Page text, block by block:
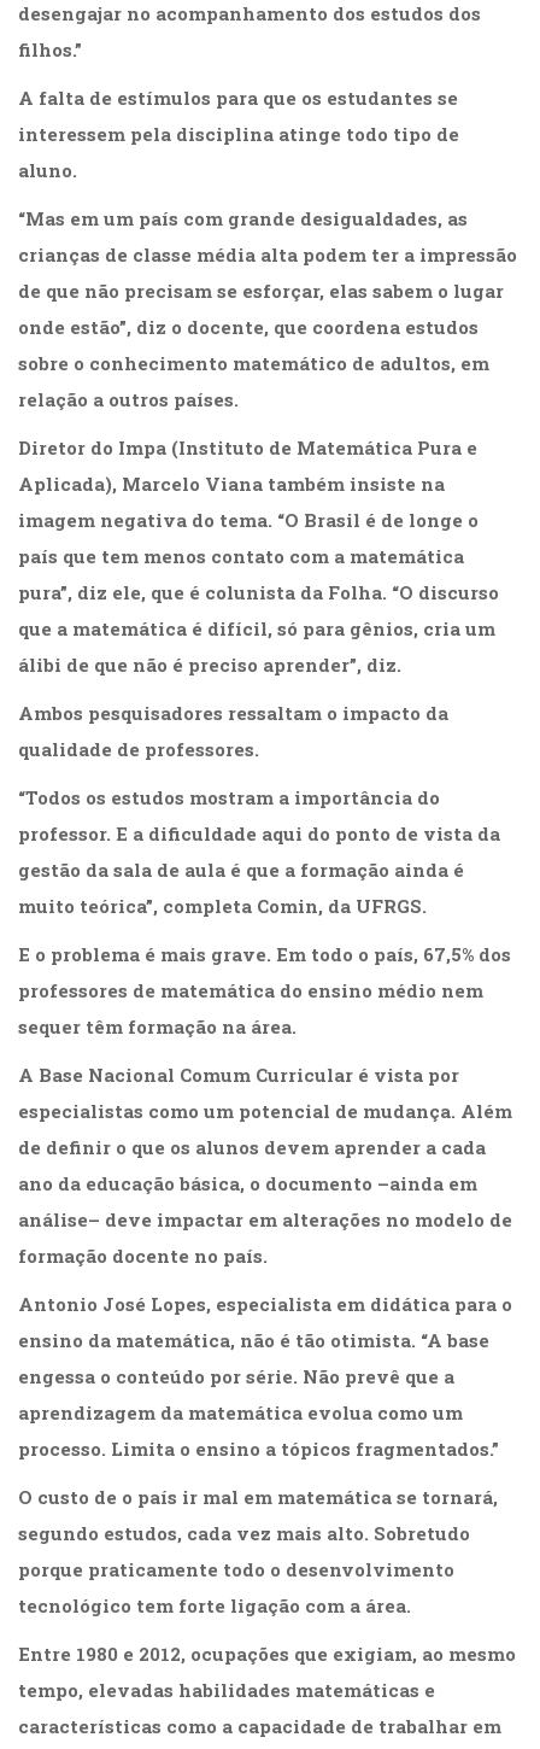
desengajar no acompanhamento dos estudos dos
filhos.”
A falta de estímulos para que os estudantes se
interessem pela disciplina atinge todo tipo de
aluno.
“Mas em um país com grande desigualdades, as
crianças de classe média alta podem ter a impressão
de que não precisam se esforçar, elas sabem o lugar
onde estão”, diz o docente, que coordena estudos
sobre o conhecimento matemático de adultos, em
relação a outros países.
Diretor do Impa (Instituto de Matemática Pura e
Aplicada), Marcelo Viana também insiste na
imagem negativa do tema. “O Brasil é de longe o
país que tem menos contato com a matemática
pura”, diz ele, que é colunista da Folha. “O discurso
que a matemática é difícil, só para gênios, cria um
álibi de que não é preciso aprender”, diz.
Ambos pesquisadores ressaltam o impacto da
qualidade de professores.
“Todos os estudos mostram a importância do
professor. E a dificuldade aqui do ponto de vista da
gestão da sala de aula é que a formação ainda é
muito teórica”, completa Comin, da UFRGS.
E o problema é mais grave. Em todo o país, 67,5% dos
professores de matemática do ensino médio nem
sequer têm formação na área.
A Base Nacional Comum Curricular é vista por
especialistas como um potencial de mudança. Além
de definir o que os alunos devem aprender a cada
ano da educação básica, o documento –ainda em
análise– deve impactar em alterações no modelo de
formação docente no país.
Antonio José Lopes, especialista em didática para o
ensino da matemática, não é tão otimista. “A base
engessa o conteúdo por série. Não prevê que a
aprendizagem da matemática evolua como um
processo. Limita o ensino a tópicos fragmentados.”
O custo de o país ir mal em matemática se tornará,
segundo estudos, cada vez mais alto. Sobretudo
porque praticamente todo o desenvolvimento
tecnológico tem forte ligação com a área.
Entre 1980 e 2012, ocupações que exigiam, ao mesmo
tempo, elevadas habilidades matemáticas e
características como a capacidade de trabalhar em